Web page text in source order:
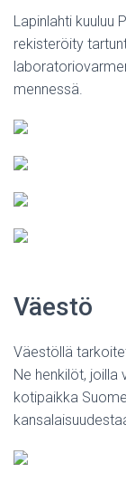
Lapinlahti kuuluu
rekisteröity
mennessä.
Väestö
Väestöllä
Ne henkilöt,
kotipaikka